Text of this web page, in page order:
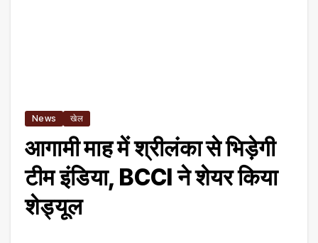
News खेल
आगामी माह में श्रीलंका से भिड़ेगी
टीम इंडिया, BCCI ने शेयर किया
शेड्यूल